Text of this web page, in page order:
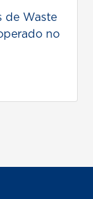
de Waste
no